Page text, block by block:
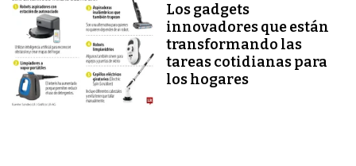
Los gadgets
innovadores que están
transformando las
tareas cotidianas para
los hogares